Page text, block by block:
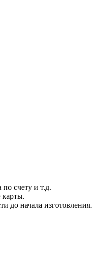
счету и т.д.
карты.
до начала изготовления.